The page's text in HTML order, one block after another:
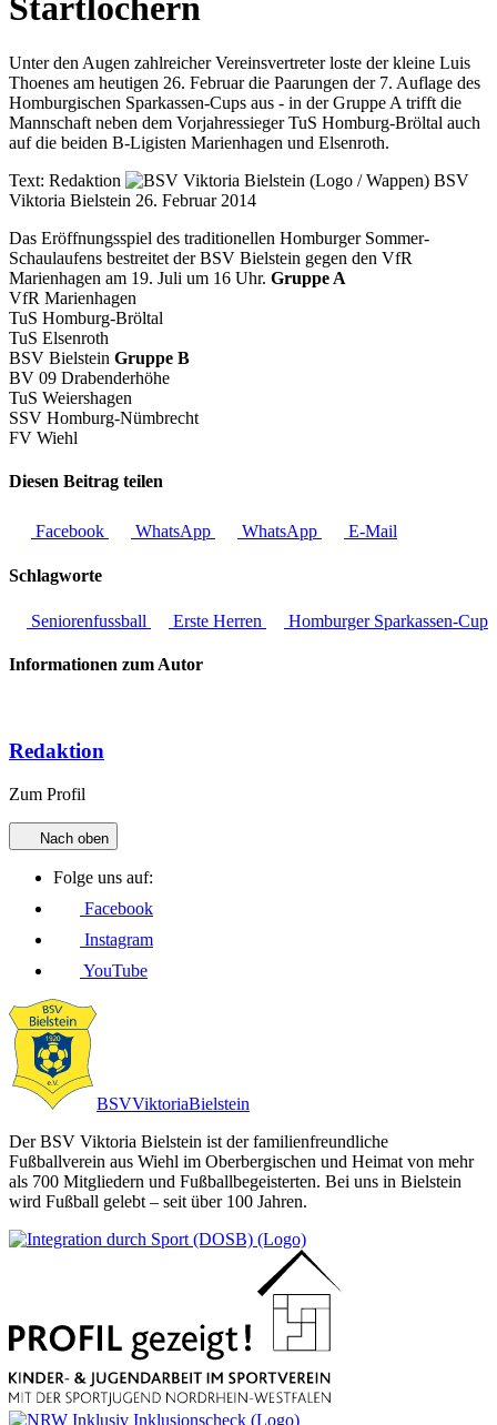
Startlöchern
Unter den Augen zahlreicher Vereinsvertreter loste der kleine Luis
Thoenes am heutigen 26. Februar die Paarungen der 7. Auflage des
Homburgischen Sparkassen-Cups aus - in der Gruppe A trifft die
Mannschaft neben dem Vorjahressieger TuS Homburg-Bröltal auch
auf die beiden B-Ligisten Marienhagen und Elsenroth.
Text: Redaktion
BSV
Viktoria Bielstein 26. Februar 2014
Das Eröffnungsspiel des traditionellen Homburger Sommer-
Schaulaufens bestreitet der BSV Bielstein gegen den VfR
Marienhagen am 19. Juli um 16 Uhr. Gruppe A
VfR Marienhagen
TuS Homburg-Bröltal
TuS Elsenroth
BSV Bielstein Gruppe B
BV 09 Drabenderhöhe
TuS Weiershagen
SSV Homburg-Nümbrecht
FV Wiehl
Diesen Beitrag teilen
Facebook WhatsApp WhatsApp E-Mail
Schlagworte
Seniorenfussball Erste Herren Homburger Sparkassen-Cup
Informationen zum Autor
Redaktion
Zum Profil
Nach oben
Folge uns auf:
Facebook
Instagram
YouTube
BSVViktoriaBielstein
Der BSV Viktoria Bielstein ist der familienfreundliche
Fußballverein aus Wiehl im Oberbergischen und Heimat von mehr
als 700 Mitgliedern und Fußballbegeisterten. Bei uns in Bielstein
wird Fußball gelebt – seit über 100 Jahren.